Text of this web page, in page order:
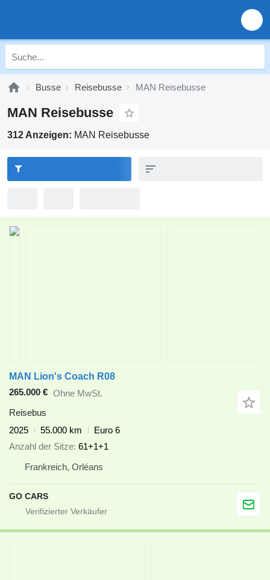
Busse Reisebusse MAN Reisebusse
MAN Reisebusse
312 Anzeigen: MAN Reisebusse
MAN Lion's Coach R08
265.000 € Ohne MwSt.
Reisebus
2025
55.000 km
Euro 6
Anzahl der Sitze 61+1+1
Frankreich, Orléans
GO CARS